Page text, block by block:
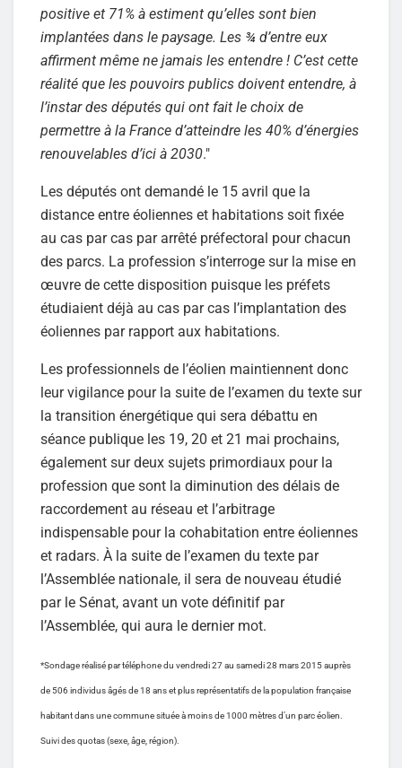
positive et 71% à estiment qu’elles sont bien
implantées dans le paysage. Les ¾ d’entre eux
affirment même ne jamais les entendre ! C’est cette
réalité que les pouvoirs publics doivent entendre, à
l’instar des députés qui ont fait le choix de
permettre à la France d’atteindre les 40% d’énergies
renouvelables d’ici à 2030."
Les députés ont demandé le 15 avril que la
distance entre éoliennes et habitations soit fixée
au cas par cas par arrêté préfectoral pour chacun
des parcs. La profession s’interroge sur la mise en
œuvre de cette disposition puisque les préfets
étudiaient déjà au cas par cas l’implantation des
éoliennes par rapport aux habitations.
Les professionnels de l’éolien maintiennent donc
leur vigilance pour la suite de l’examen du texte sur
la transition énergétique qui sera débattu en
séance publique les 19, 20 et 21 mai prochains,
également sur deux sujets primordiaux pour la
profession que sont la diminution des délais de
raccordement au réseau et l’arbitrage
indispensable pour la cohabitation entre éoliennes
et radars. À la suite de l’examen du texte par
l’Assemblée nationale, il sera de nouveau étudié
par le Sénat, avant un vote définitif par
l’Assemblée, qui aura le dernier mot.
*Sondage réalisé par téléphone du vendredi 27 au samedi 28 mars 2015 auprès
de 506 individus âgés de 18 ans et plus représentatifs de la population française
habitant dans une commune située à moins de 1000 mètres d’un parc éolien.
Suivi des quotas (sexe, âge, région).